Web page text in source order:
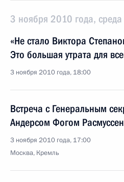
3 ноября 2010 года, среда
«Не стало Виктора
Это большая утрата для
3 ноября 2010 года, 18:00
Встреча с Генеральным
Андерсом Фогом
3 ноября 2010 года, 17:00
Москва, Кремль